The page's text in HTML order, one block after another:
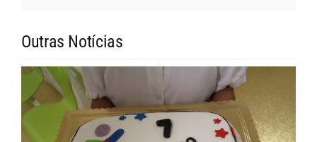
Outras Notícias